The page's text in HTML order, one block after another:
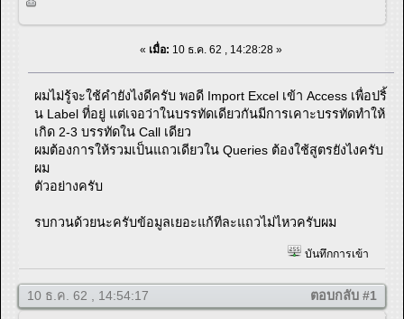
« เมื่อ: 10 ธ.ค. 62 , 14:28:28 »
ผมไม่รู้จะใช้คำยังไงดีครับ พอดี Import Excel เข้า Access เพื่อปริ้
น Label ที่อยู่ แต่เจอว่าในบรรทัดเดียวกันมีการเคาะบรรทัดทำให้
เกิด 2-3 บรรทัดใน Call เดียว
ผมต้องการให้รวมเป็นแถวเดียวใน Queries ต้องใช้สูตรยังไงครับ
ผม
ตัวอย่างครับ
รบกวนด้วยนะครับข้อมูลเยอะแก้ทีละแถวไม่ไหวครับผม
บันทึกการเข้า
10 ธ.ค. 62 , 14:54:17 ตอบกลับ #1